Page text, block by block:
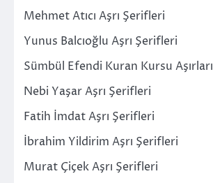
Mehmet Atıcı Aşrı Şerifleri
Yunus Balcıoğlu Aşrı Şerifleri
Sümbül Efendi Kuran Kursu Aşırları
Nebi Yaşar Aşrı Şerifleri
Fatih İmdat Aşrı Şerifleri
İbrahim Yildirim Aşrı Şerifleri
Murat Çiçek Aşrı Şerifleri